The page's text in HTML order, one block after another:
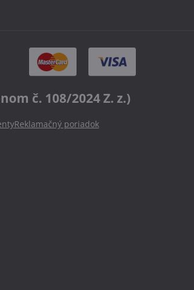
č. 108/2024 Z. z.)
Reklamačný poriadok